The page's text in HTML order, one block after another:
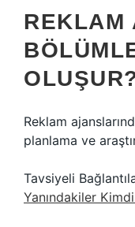
REKLAM
Reklam
planlama ve
Tavsiyeli
Yanındakiler